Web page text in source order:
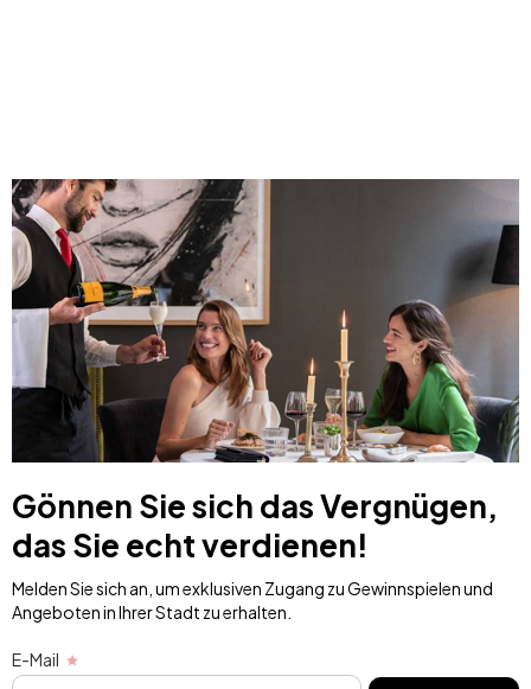
Gönnen Sie sich das Vergnügen,
das Sie echt verdienen!
Melden Sie sich an, um exklusiven Zugang zu Gewinnspielen und
Angeboten in Ihrer Stadt zu erhalten.
E-Mail